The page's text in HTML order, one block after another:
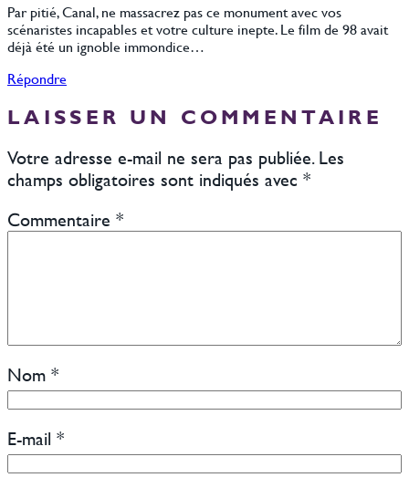
Par pitié, Canal, ne massacrez pas ce monument avec vos
scénaristes incapables et votre culture inepte. Le film de 98 avait
déjà été un ignoble immondice…
Répondre
LAISSER UN COMMENTAIRE
Votre adresse e-mail ne sera pas publiée. Les
champs obligatoires sont indiqués avec *
Commentaire *
Nom *
E-mail *